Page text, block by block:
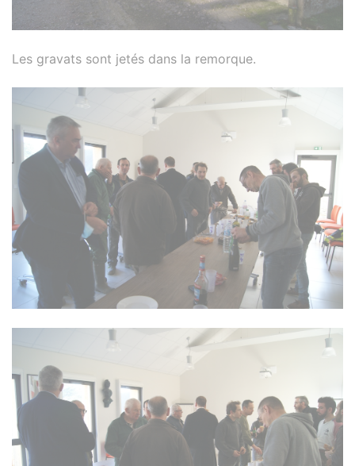
Les gravats sont jetés dans la remorque.